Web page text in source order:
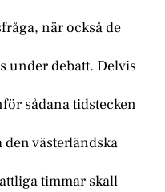
när också de
under debatt. Delvis
sådana tidstecken
västerländska
timmar skall